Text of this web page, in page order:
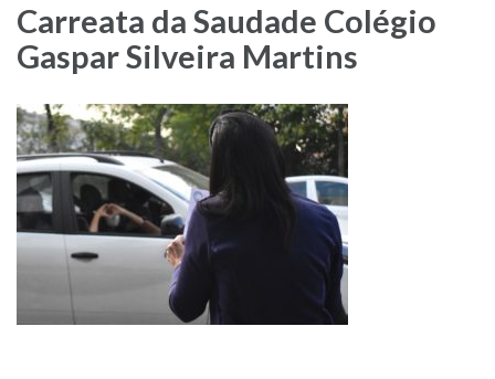
Carreata da Saudade Colégio
Gaspar Silveira Martins